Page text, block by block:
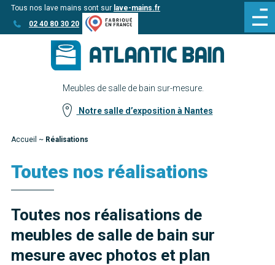
Aller
au
Aller au
contenu
Tous nos lave mains sont sur lave-mains.fr
02 40 80 30 20
Meubles de salle de bain sur-mesure.
Notre salle d’exposition à Nantes
Accueil ~ Réalisations
Toutes nos réalisations
Toutes nos réalisations de
meubles de salle de bain sur
mesure avec photos et plan